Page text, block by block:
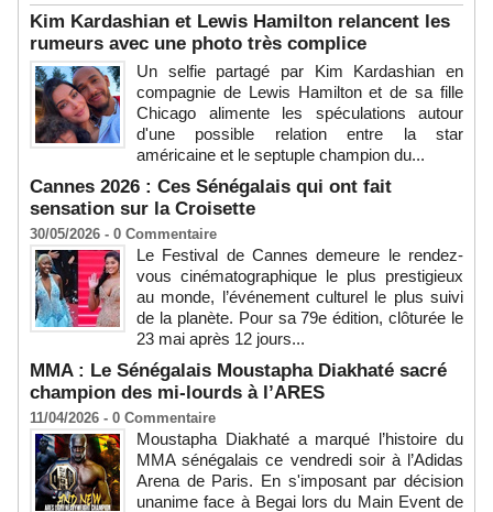
Kim Kardashian et Lewis Hamilton relancent les
rumeurs avec une photo très complice
Un selfie partagé par Kim Kardashian en
compagnie de Lewis Hamilton et de sa fille
Chicago alimente les spéculations autour
d'une possible relation entre la star
américaine et le septuple champion du...
Cannes 2026 : Ces Sénégalais qui ont fait
sensation sur la Croisette
30/05/2026 - 0 Commentaire
Le Festival de Cannes demeure le rendez-
vous cinématographique le plus prestigieux
au monde, l’événement culturel le plus suivi
de la planète. Pour sa 79e édition, clôturée le
23 mai après 12 jours...
MMA : Le Sénégalais Moustapha Diakhaté sacré
champion des mi-lourds à l’ARES
11/04/2026 - 0 Commentaire
Moustapha Diakhaté a marqué l’histoire du
MMA sénégalais ce vendredi soir à l’Adidas
Arena de Paris. En s'imposant par décision
unanime face à Begai lors du Main Event de